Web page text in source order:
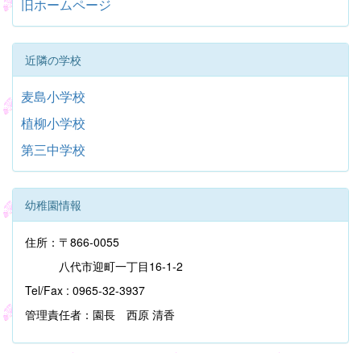
旧ホームページ
近隣の学校
麦島小学校
植柳小学校
第三中学校
幼稚園情報
住所：〒866-0055
八代市迎町一丁目16-1-2
Tel/Fax : 0965-32-3937
管理責任者：園長 西原 清香